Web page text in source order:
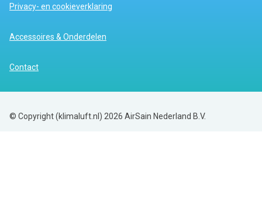
Privacy- en cookieverklaring
Accessoires & Onderdelen
Contact
© Copyright (klimaluft.nl) 2026 AirSain Nederland B.V.